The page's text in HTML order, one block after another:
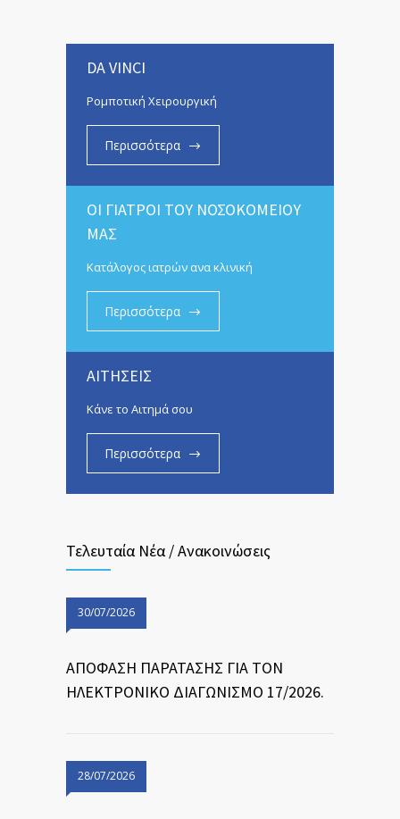
DA VINCI
Ρομποτική Χειρουργική
Περισσότερα
ΟΙ ΓΙΑΤΡΟΙ ΤΟΥ ΝΟΣΟΚΟΜΕΙΟΥ
ΜΑΣ
Κατάλογος ιατρών ανα κλινική
Περισσότερα
ΑΙΤΗΣΕΙΣ
Κάνε το Αιτημά σου
Περισσότερα
Τελευταία Νέα / Ανακοινώσεις
30/07/2026
ΑΠΟΦΑΣΗ ΠΑΡΑΤΑΣΗΣ ΓΙΑ ΤΟΝ
ΗΛΕΚΤΡΟΝΙΚΟ ΔΙΑΓΩΝΙΣΜΟ 17/2026.
28/07/2026